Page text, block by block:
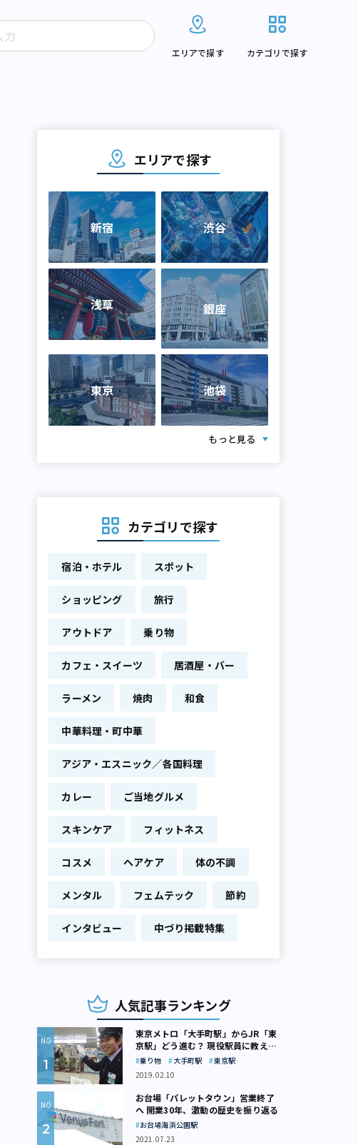
エリアで探す カテゴリで探す
エリアで探す
新宿 渋谷
浅草 銀座
東京 池袋
もっと見る
カテゴリで探す
宿泊・ホテル スポット
ショッピング 旅行
アウトドア 乗り物
カフェ・スイーツ 居酒屋・バー
ラーメン 焼肉 和食
中華料理・町中華
アジア・エスニック／各国料理
カレー ご当地グルメ
スキンケア フィットネス
コスメ ヘアケア 体の不調
メンタル フェムテック 節約
インタビュー 中づり掲載特集
人気記事ランキング
東京メトロ「大手町駅」からJR「東
京駅」どう進む？ 現役駅員に教えて
もらいました
乗り物 大手町駅
東京駅
2019.02.10
お台場「パレットタウン」営業終了
へ 開業30年、激動の歴史を振り返る
お台場海浜公園駅
2021.07.23